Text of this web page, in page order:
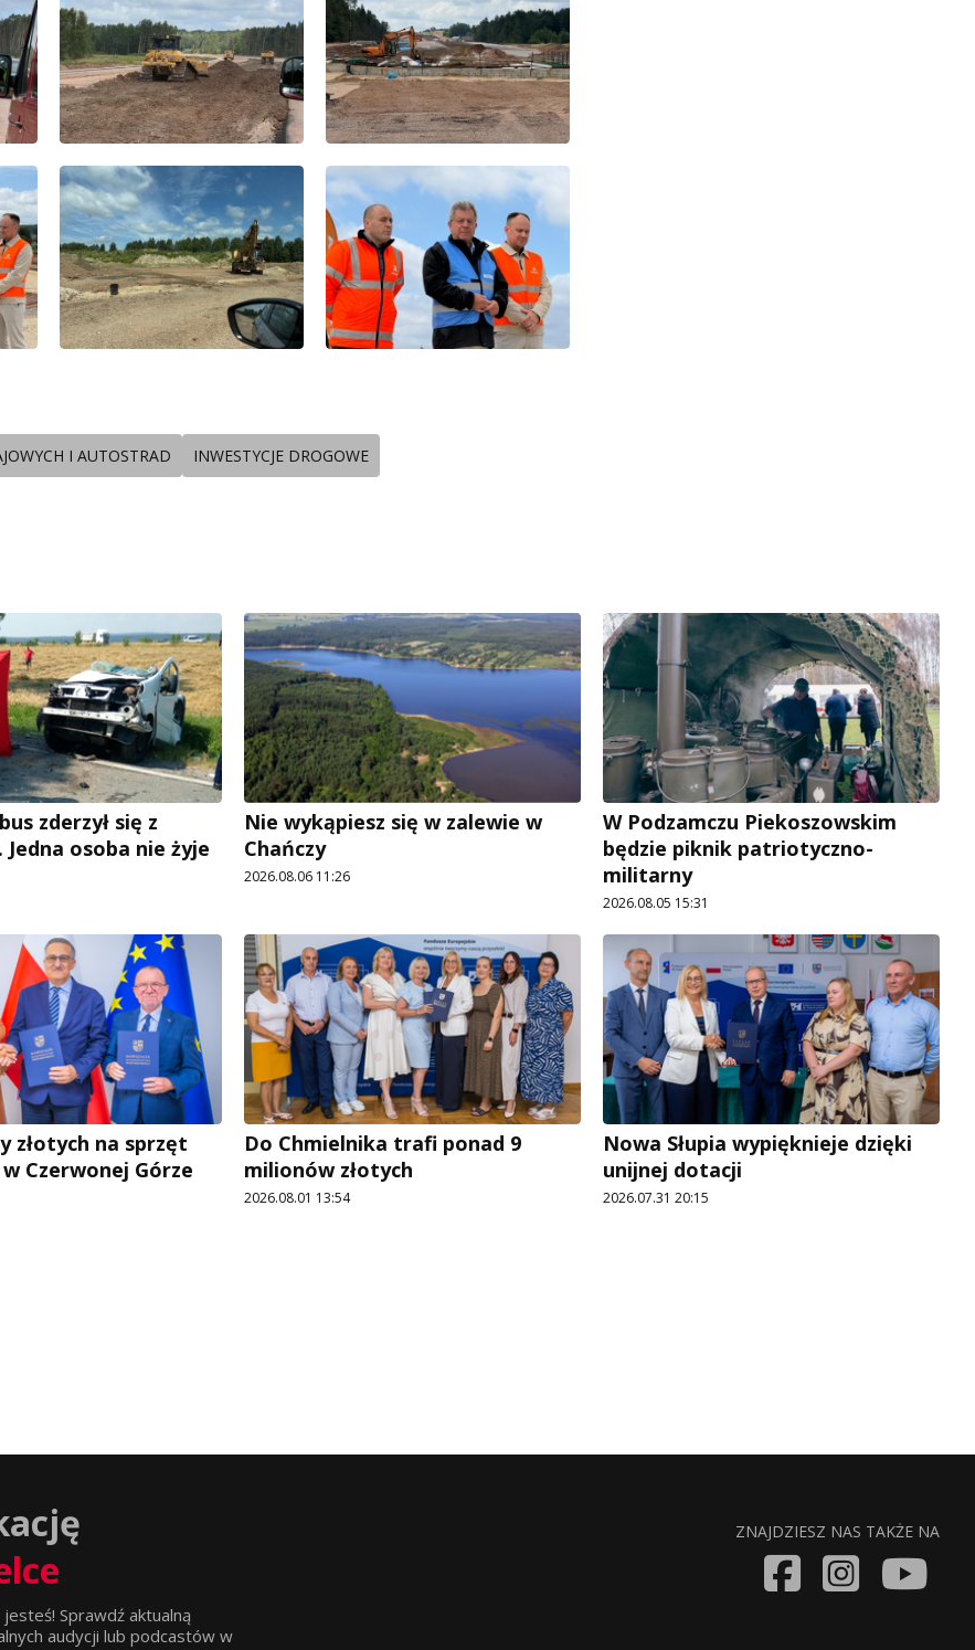
I AUTOSTRAD INWESTYCJE DROGOWE
zderzył się z
osoba nie żyje
Nie wykąpiesz się w zalewie w
Chańczy
2026.08.06 11:26
W Podzamczu Piekoszowskim
będzie piknik patriotyczno-
militarny
2026.08.05 15:31
złotych na sprzęt
Czerwonej Górze
Do Chmielnika trafi ponad 9
milionów złotych
2026.08.01 13:54
Nowa Słupia wypięknieje dzięki
unijnej dotacji
2026.07.31 20:15
Sprawdź aktualną
audycji lub podcastów w
ZNAJDZIESZ NAS TAKŻE NA